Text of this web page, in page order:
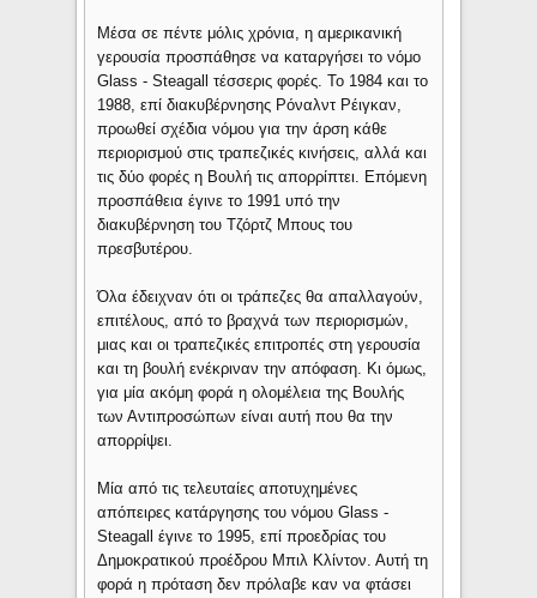
Μέσα σε πέντε μόλις χρόνια, η αμερικανική
γερουσία προσπάθησε να καταργήσει το νόμο
Glass - Steagall τέσσερις φορές. Το 1984 και το
1988, επί διακυβέρνησης Ρόναλντ Ρέιγκαν,
προωθεί σχέδια νόμου για την άρση κάθε
περιορισμού στις τραπεζικές κινήσεις, αλλά και
τις δύο φορές η Βουλή τις απορρίπτει. Επόμενη
προσπάθεια έγινε το 1991 υπό την
διακυβέρνηση του Τζόρτζ Μπους του
πρεσβυτέρου.
Όλα έδειχναν ότι οι τράπεζες θα απαλλαγούν,
επιτέλους, από το βραχνά των περιορισμών,
μιας και οι τραπεζικές επιτροπές στη γερουσία
και τη βουλή ενέκριναν την απόφαση. Κι όμως,
για μία ακόμη φορά η ολομέλεια της Βουλής
των Αντιπροσώπων είναι αυτή που θα την
απορρίψει.
Μία από τις τελευταίες αποτυχημένες
απόπειρες κατάργησης του νόμου Glass -
Steagall έγινε το 1995, επί προεδρίας του
Δημοκρατικού προέδρου Μπιλ Κλίντον. Αυτή τη
φορά η πρόταση δεν πρόλαβε καν να φτάσει